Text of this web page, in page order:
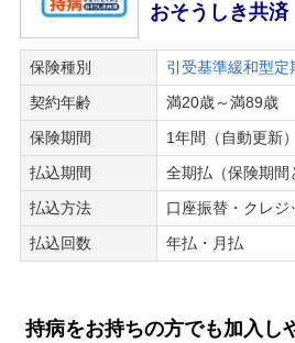
■保障内容
万が一の死亡時に保険金をお受け取
死亡保険金額は100万円・50万円プ
お選びいただけます。
※手術・入院・通院等の保障は付いておりま
■その他
わります。
おそうしき共済
保険種別
引受基準緩和型定
契約年齢
満20歳～満89歳
保険期間
1年間（自動更新）
払込期間
全期払（保険期間
払込方法
口座振替・クレジ
払込回数
年払・月払
持病をお持ちの方でも加入し